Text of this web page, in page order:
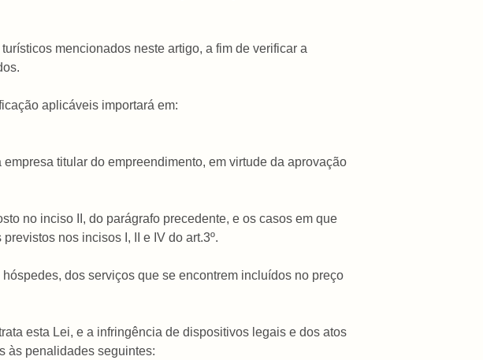
mencionados neste artigo, a fim de verificar a
aplicáveis importará em:
titular do empreendimento, em virtude da aprovação
no inciso II, do parágrafo precedente, e os casos em que
nos incisos I, II e IV do art.3º.
dos serviços que se encontrem incluídos no preço
esta Lei, e a infringência de dispositivos legais e dos atos
às penalidades seguintes: